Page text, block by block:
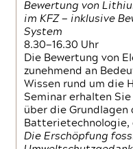
Bewertung von
im KFZ — inklusive
System
8.30—16.30 Uhr
Die Bewertung von
zunehmend an
Wissen rund um die
Seminar erhalten
über die
Batterietechnologie,
Die Erschöpfung